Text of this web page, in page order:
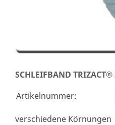
SCHLEIFBAND
Artikelnummer:
verschiedene Körnungen